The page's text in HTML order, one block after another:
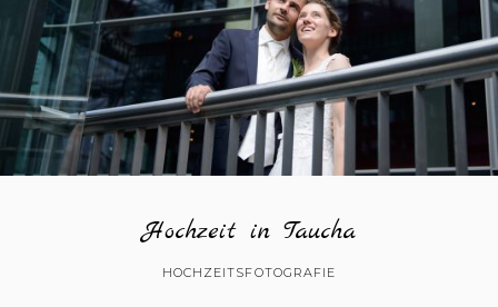
Hochzeit in Taucha
HOCHZEITSFOTOGRAFIE